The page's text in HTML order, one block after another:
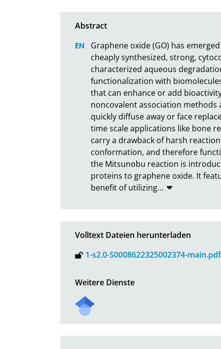
Graphene oxide (GO) has
cheaply synthesized, strong,
characterized aqueous
functionalization with
that can enhance or add
noncovalent association
quickly diffuse away or face
time scale applications like bone
carry a drawback of harsh
conformation, and therefore
the Mitsunobu reaction is
proteins to graphene oxide. It
benefit of utilizing…
Volltext Dateien herunterladen
1-s2.0-S0008622325002374-main.pdf
Weitere Dienste